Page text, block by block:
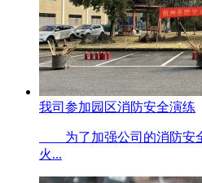
我司参加园区消防安全演练
为了加强公司的消防安
火...